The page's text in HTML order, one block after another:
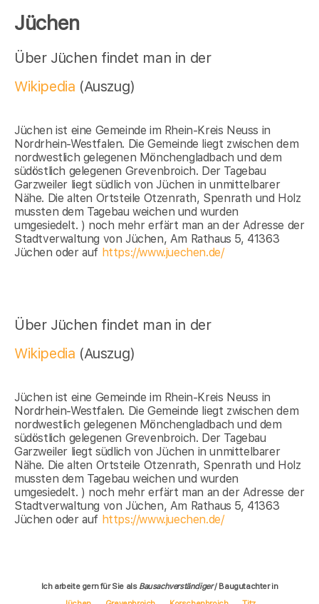
Jüchen
Über Jüchen findet man in der
Wikipedia (Auszug)
Jüchen ist eine Gemeinde im Rhein-Kreis Neuss in
Nordrhein-Westfalen. Die Gemeinde liegt zwischen dem
nordwestlich gelegenen Mönchengladbach und dem
südöstlich gelegenen Grevenbroich. Der Tagebau
Garzweiler liegt südlich von Jüchen in unmittelbarer
Nähe. Die alten Ortsteile Otzenrath, Spenrath und Holz
mussten dem Tagebau weichen und wurden
umgesiedelt. ) noch mehr erfärt man an der Adresse der
Stadtverwaltung von Jüchen, Am Rathaus 5, 41363
Jüchen oder auf https://www.juechen.de/
Über Jüchen findet man in der
Wikipedia (Auszug)
Jüchen ist eine Gemeinde im Rhein-Kreis Neuss in
Nordrhein-Westfalen. Die Gemeinde liegt zwischen dem
nordwestlich gelegenen Mönchengladbach und dem
südöstlich gelegenen Grevenbroich. Der Tagebau
Garzweiler liegt südlich von Jüchen in unmittelbarer
Nähe. Die alten Ortsteile Otzenrath, Spenrath und Holz
mussten dem Tagebau weichen und wurden
umgesiedelt. ) noch mehr erfärt man an der Adresse der
Stadtverwaltung von Jüchen, Am Rathaus 5, 41363
Jüchen oder auf https://www.juechen.de/
Ich arbeite gern für Sie als Bausachverständiger/ Baugutachter in